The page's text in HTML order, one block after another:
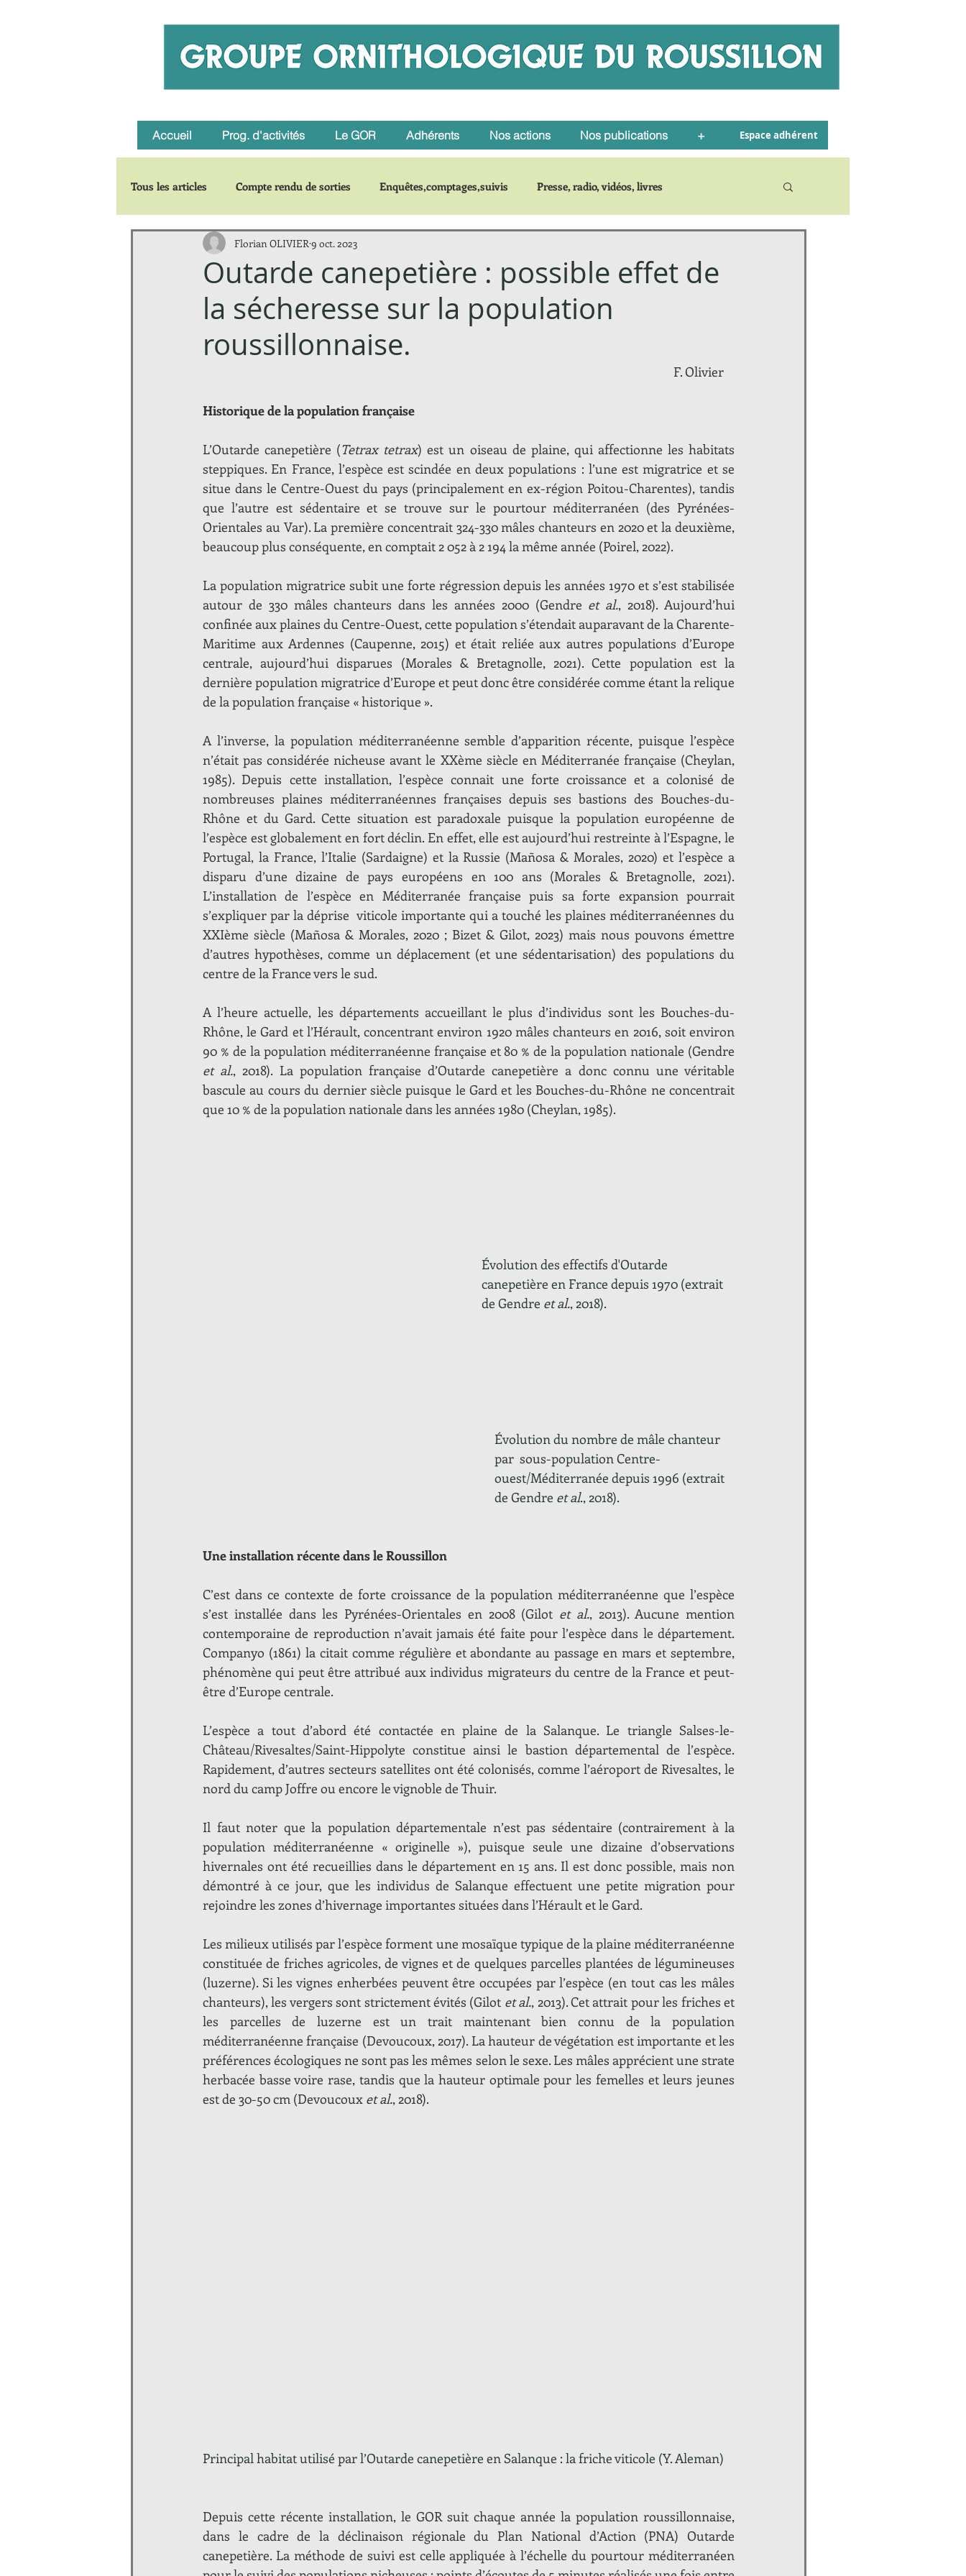
Accueil Prog. d'activités Le GOR Adhérents Nos actions Nos publications + Espace adhérent
Tous les articles Compte rendu de sorties Enquêtes,comptages,suivis Presse, radio, vidéos, livres
Carnets de voyages Zoom sur une espèce
Outarde canepetière : possible effet de
la sécheresse sur la population
roussillonnaise.
Florian OLIVIER 9 oct. 2023
																F. Olivier
Historique de la population française
L’Outarde canepetière (Tetrax tetrax) est un oiseau de plaine, qui affectionne les habitats
steppiques. En France, l’espèce est scindée en deux populations : l’une est migratrice et se
situe dans le Centre-Ouest du pays (principalement en ex-région Poitou-Charentes), tandis
que l’autre est sédentaire et se trouve sur le pourtour méditerranéen (des Pyrénées-
Orientales au Var). La première concentrait 324-330 mâles chanteurs en 2020 et la deuxième,
beaucoup plus conséquente, en comptait 2 052 à 2 194 la même année (Poirel, 2022).
La population migratrice subit une forte régression depuis les années 1970 et s’est stabilisée
autour de 330 mâles chanteurs dans les années 2000 (Gendre et al., 2018). Aujourd’hui
confinée aux plaines du Centre-Ouest, cette population s’étendait auparavant de la Charente-
Maritime aux Ardennes (Caupenne, 2015) et était reliée aux autres populations d’Europe
centrale, aujourd’hui disparues (Morales & Bretagnolle, 2021). Cette population est la
dernière population migratrice d’Europe et peut donc être considérée comme étant la relique
de la population française « historique ».
A l’inverse, la population méditerranéenne semble d’apparition récente, puisque l’espèce
n’était pas considérée nicheuse avant le XXème siècle en Méditerranée française (Cheylan,
1985). Depuis cette installation, l’espèce connait une forte croissance et a colonisé de
nombreuses plaines méditerranéennes françaises depuis ses bastions des Bouches-du-
Rhône et du Gard. Cette situation est paradoxale puisque la population européenne de
l’espèce est globalement en fort déclin. En effet, elle est aujourd’hui restreinte à l’Espagne, le
Portugal, la France, l’Italie (Sardaigne) et la Russie (Mañosa & Morales, 2020) et l’espèce a
disparu d’une dizaine de pays européens en 100 ans (Morales & Bretagnolle, 2021).
L’installation de l’espèce en Méditerranée française puis sa forte expansion pourrait
s’expliquer par la déprise  viticole importante qui a touché les plaines méditerranéennes du
XXIème siècle (Mañosa & Morales, 2020 ; Bizet & Gilot, 2023) mais nous pouvons émettre
d’autres hypothèses, comme un déplacement (et une sédentarisation) des populations du
centre de la France vers le sud.
A l’heure actuelle, les départements accueillant le plus d’individus sont les Bouches-du-
Rhône, le Gard et l’Hérault, concentrant environ 1920 mâles chanteurs en 2016, soit environ
et al., 2018). La population française d’Outarde canepetière a donc connu une véritable
bascule au cours du dernier siècle puisque le Gard et les Bouches-du-Rhône ne concentrait
que 10 % de la population nationale dans les années 1980 (Cheylan, 1985).
Évolution des effectifs d'Outarde
canepetière en France depuis 1970 (extrait
de Gendre et al., 2018).
Évolution du nombre de mâle chanteur
par  sous-population Centre-
ouest/Méditerranée depuis 1996 (extrait
de Gendre et al., 2018).
Une installation récente dans le Roussillon
C’est dans ce contexte de forte croissance de la population méditerranéenne que l’espèce
s’est installée dans les Pyrénées-Orientales en 2008 (Gilot et al., 2013). Aucune mention
contemporaine de reproduction n’avait jamais été faite pour l’espèce dans le département.
Companyo (1861) la citait comme régulière et abondante au passage en mars et septembre,
phénomène qui peut être attribué aux individus migrateurs du centre de la France et peut-
être d’Europe centrale.
L’espèce a tout d’abord été contactée en plaine de la Salanque. Le triangle Salses-le-
Château/Rivesaltes/Saint-Hippolyte constitue ainsi le bastion départemental de l’espèce.
Rapidement, d’autres secteurs satellites ont été colonisés, comme l’aéroport de Rivesaltes, le
nord du camp Joffre ou encore le vignoble de Thuir.
Il faut noter que la population départementale n’est pas sédentaire (contrairement à la
population méditerranéenne « originelle »), puisque seule une dizaine d’observations
hivernales ont été recueillies dans le département en 15 ans. Il est donc possible, mais non
démontré à ce jour, que les individus de Salanque effectuent une petite migration pour
rejoindre les zones d’hivernage importantes situées dans l’Hérault et le Gard.
Les milieux utilisés par l’espèce forment une mosaïque typique de la plaine méditerranéenne
constituée de friches agricoles, de vignes et de quelques parcelles plantées de légumineuses
(luzerne). Si les vignes enherbées peuvent être occupées par l’espèce (en tout cas les mâles
chanteurs), les vergers sont strictement évités (Gilot et al., 2013). Cet attrait pour les friches et
les parcelles de luzerne est un trait maintenant bien connu de la population
méditerranéenne française (Devoucoux, 2017). La hauteur de végétation est importante et les
préférences écologiques ne sont pas les mêmes selon le sexe. Les mâles apprécient une strate
herbacée basse voire rase, tandis que la hauteur optimale pour les femelles et leurs jeunes
est de 30-50 cm (Devoucoux et al., 2018).
Principal habitat utilisé par l’Outarde canepetière en Salanque : la friche viticole (Y. Aleman)
Depuis cette récente installation, le GOR suit chaque année la population roussillonnaise,
dans le cadre de la déclinaison régionale du Plan National d’Action (PNA) Outarde
canepetière. La méthode de suivi est celle appliquée à l’échelle du pourtour méditerranéen